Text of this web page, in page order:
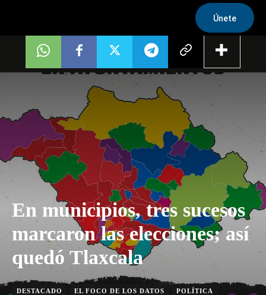
Únete
En municipios, tres sucesos
marcaron las elecciones; así
quedó Tlaxcala
DESTACADO EL FOCO DE LOS DATOS POLÍTICA